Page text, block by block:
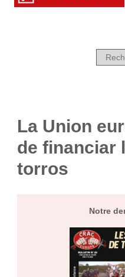
La Union
de financiar
torros
Notre